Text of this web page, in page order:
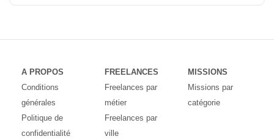
A PROPOS
Conditions
générales
Politique de
confidentialité
FREELANCES
Freelances par
métier
Freelances par
ville
MISSIONS
Missions par
catégorie